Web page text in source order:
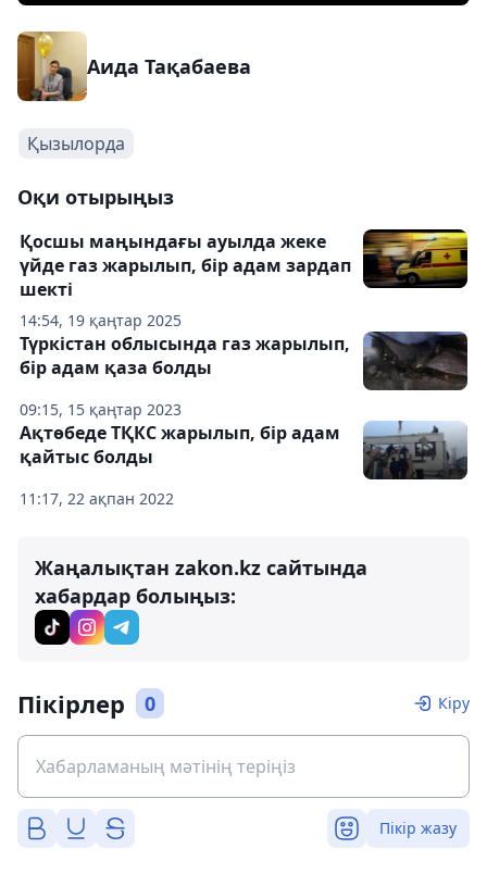
Аида Тақабаева
Қызылорда
Оқи отырыңыз
14:54, 19 қаңтар 2025
Қосшы маңындағы ауылда жеке
үйде газ жарылып, бір адам зардап
шекті
09:15, 15 қаңтар 2023
Түркістан облысында газ жарылып,
бір адам қаза болды
11:17, 22 ақпан 2022
Ақтөбеде ТҚКС жарылып, бір адам
қайтыс болды
Жаңалықтан zakon.kz сайтында
хабардар болыңыз:
Пікірлер 0 Кіру
Пікір жазу